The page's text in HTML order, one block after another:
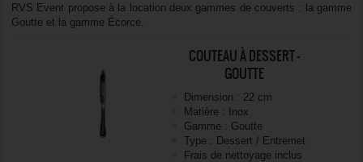
RVS Event propose à la location deux gammes de couverts : la gamme
Goutte et la gamme Écorce.
COUTEAU À DESSERT -
GOUTTE
Dimension : 22 cm
Matière : Inox
Gamme : Goutte
Type : Dessert / Entremet
Frais de nettoyage inclus